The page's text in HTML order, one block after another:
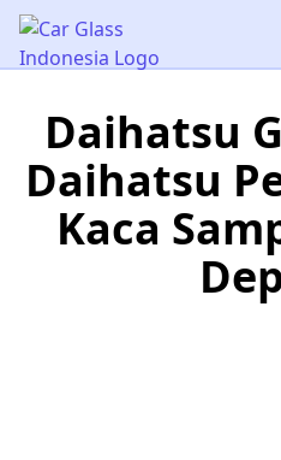
Car Glass Indonesia
Daihatsu
Daihatsu
Kaca